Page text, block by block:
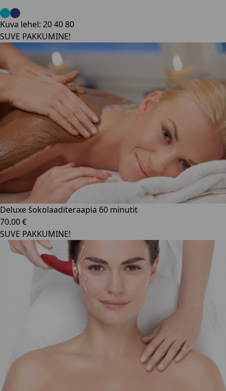
Kuva lehel: 204080
SUVE PAKKUMINE!
Deluxe šokolaaditeraapia 60 minutit
70.00 €
SUVE PAKKUMINE!